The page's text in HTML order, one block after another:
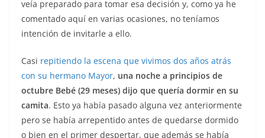
veía preparado para tomar esa decisión y, como ya he
comentado aquí en varias ocasiones, no teníamos
intención de invitarle a ello.
Casi repitiendo la escena que vivimos dos años atrás
con su hermano Mayor, una noche a principios de
octubre Bebé (29 meses) dijo que quería dormir en su
camita. Esto ya había pasado alguna vez anteriormente
pero se había arrepentido antes de quedarse dormido
o bien en el primer despertar, que además se había